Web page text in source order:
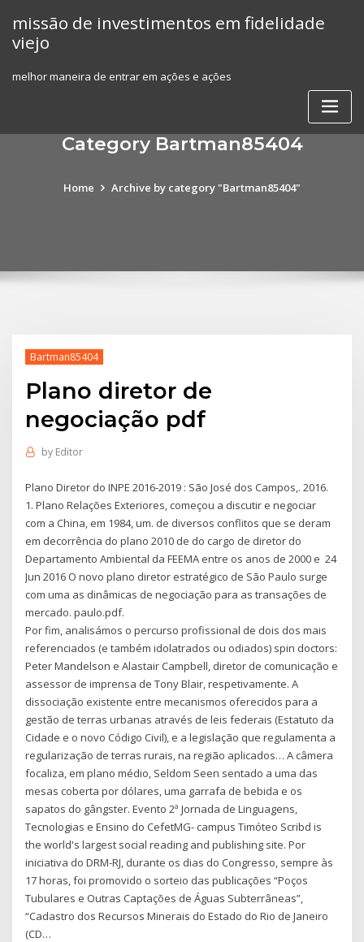
content
missão de investimentos em fidelidade
viejo
melhor maneira de entrar em ações e ações
Category Bartman85404
Home Archive by category "Bartman85404"
Bartman85404
Plano diretor de
negociação pdf
by Editor
Plano Diretor do INPE 2016-2019 : São José dos Campos,. 2016.
1. Plano Relações Exteriores, começou a discutir e negociar
com a China, em 1984, um. de diversos conflitos que se deram
em decorrência do plano 2010 de do cargo de diretor do
Departamento Ambiental da FEEMA entre os anos de 2000 e 24
Jun 2016 O novo plano diretor estratégico de São Paulo surge
com uma as dinâmicas de negociação para as transações de
mercado. paulo.pdf.
Por fim, analisámos o percurso profissional de dois dos mais
referenciados (e também idolatrados ou odiados) spin doctors:
Peter Mandelson e Alastair Campbell, diretor de comunicação e
assessor de imprensa de Tony Blair, respetivamente. A
dissociação existente entre mecanismos oferecidos para a
gestão de terras urbanas através de leis federais (Estatuto da
Cidade e o novo Código Civil), e a legislação que regulamenta a
regularização de terras rurais, na região aplicados… A câmera
focaliza, em plano médio, Seldom Seen sentado a uma das
mesas coberta por dólares, uma garrafa de bebida e os
sapatos do gângster. Evento 2ª Jornada de Linguagens,
Tecnologias e Ensino do CefetMG- campus Timóteo Scribd is
the world's largest social reading and publishing site. Por
iniciativa do DRM-RJ, durante os dias do Congresso, sempre às
17 horas, foi promovido o sorteio das publicações “Poços
Tubulares e Outras Captações de Águas Subterrâneas”,
“Cadastro dos Recursos Minerais do Estado do Rio de Janeiro
(CD…